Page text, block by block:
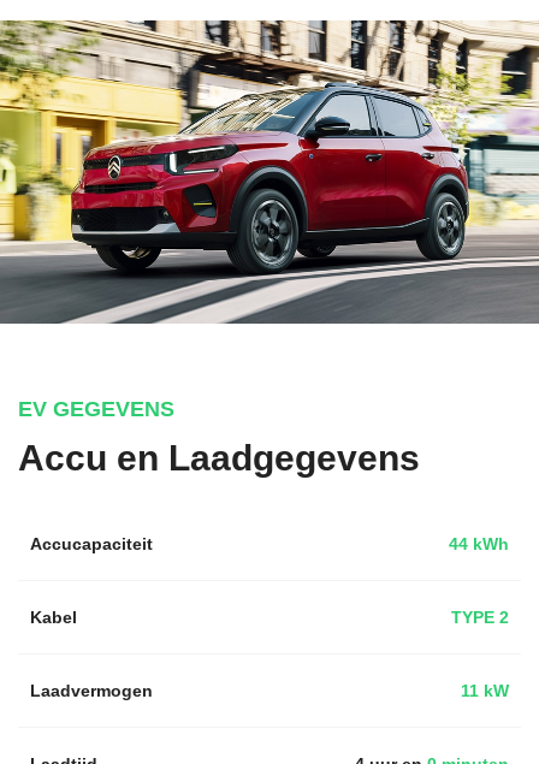
EV GEGEVENS
Accu en Laadgegevens
Accucapaciteit 44 kWh
Kabel TYPE 2
Laadvermogen 11 kW